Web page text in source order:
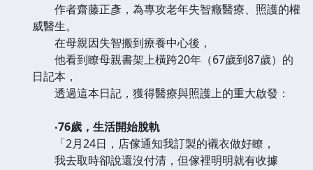
作者齋藤正彥，為專攻老年失智癥醫療、照護的權
威醫生。
在母親因失智搬到療養中心後，
他看到瞭母親書架上橫跨20年（67歲到87歲）的
日記本，
透過這本日記，獲得醫療與照護上的重大啟發：
‧76歲，生活開始脫軌
「2月24日，店傢通知我訂製的襯衣做好瞭，
我去取時卻說還沒付清，但傢裡明明就有收據